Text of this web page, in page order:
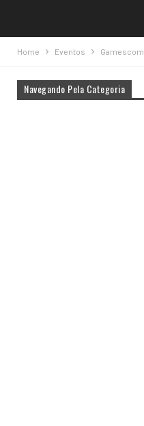
Home Eventos Gamescom
Navegando Pela Categoria